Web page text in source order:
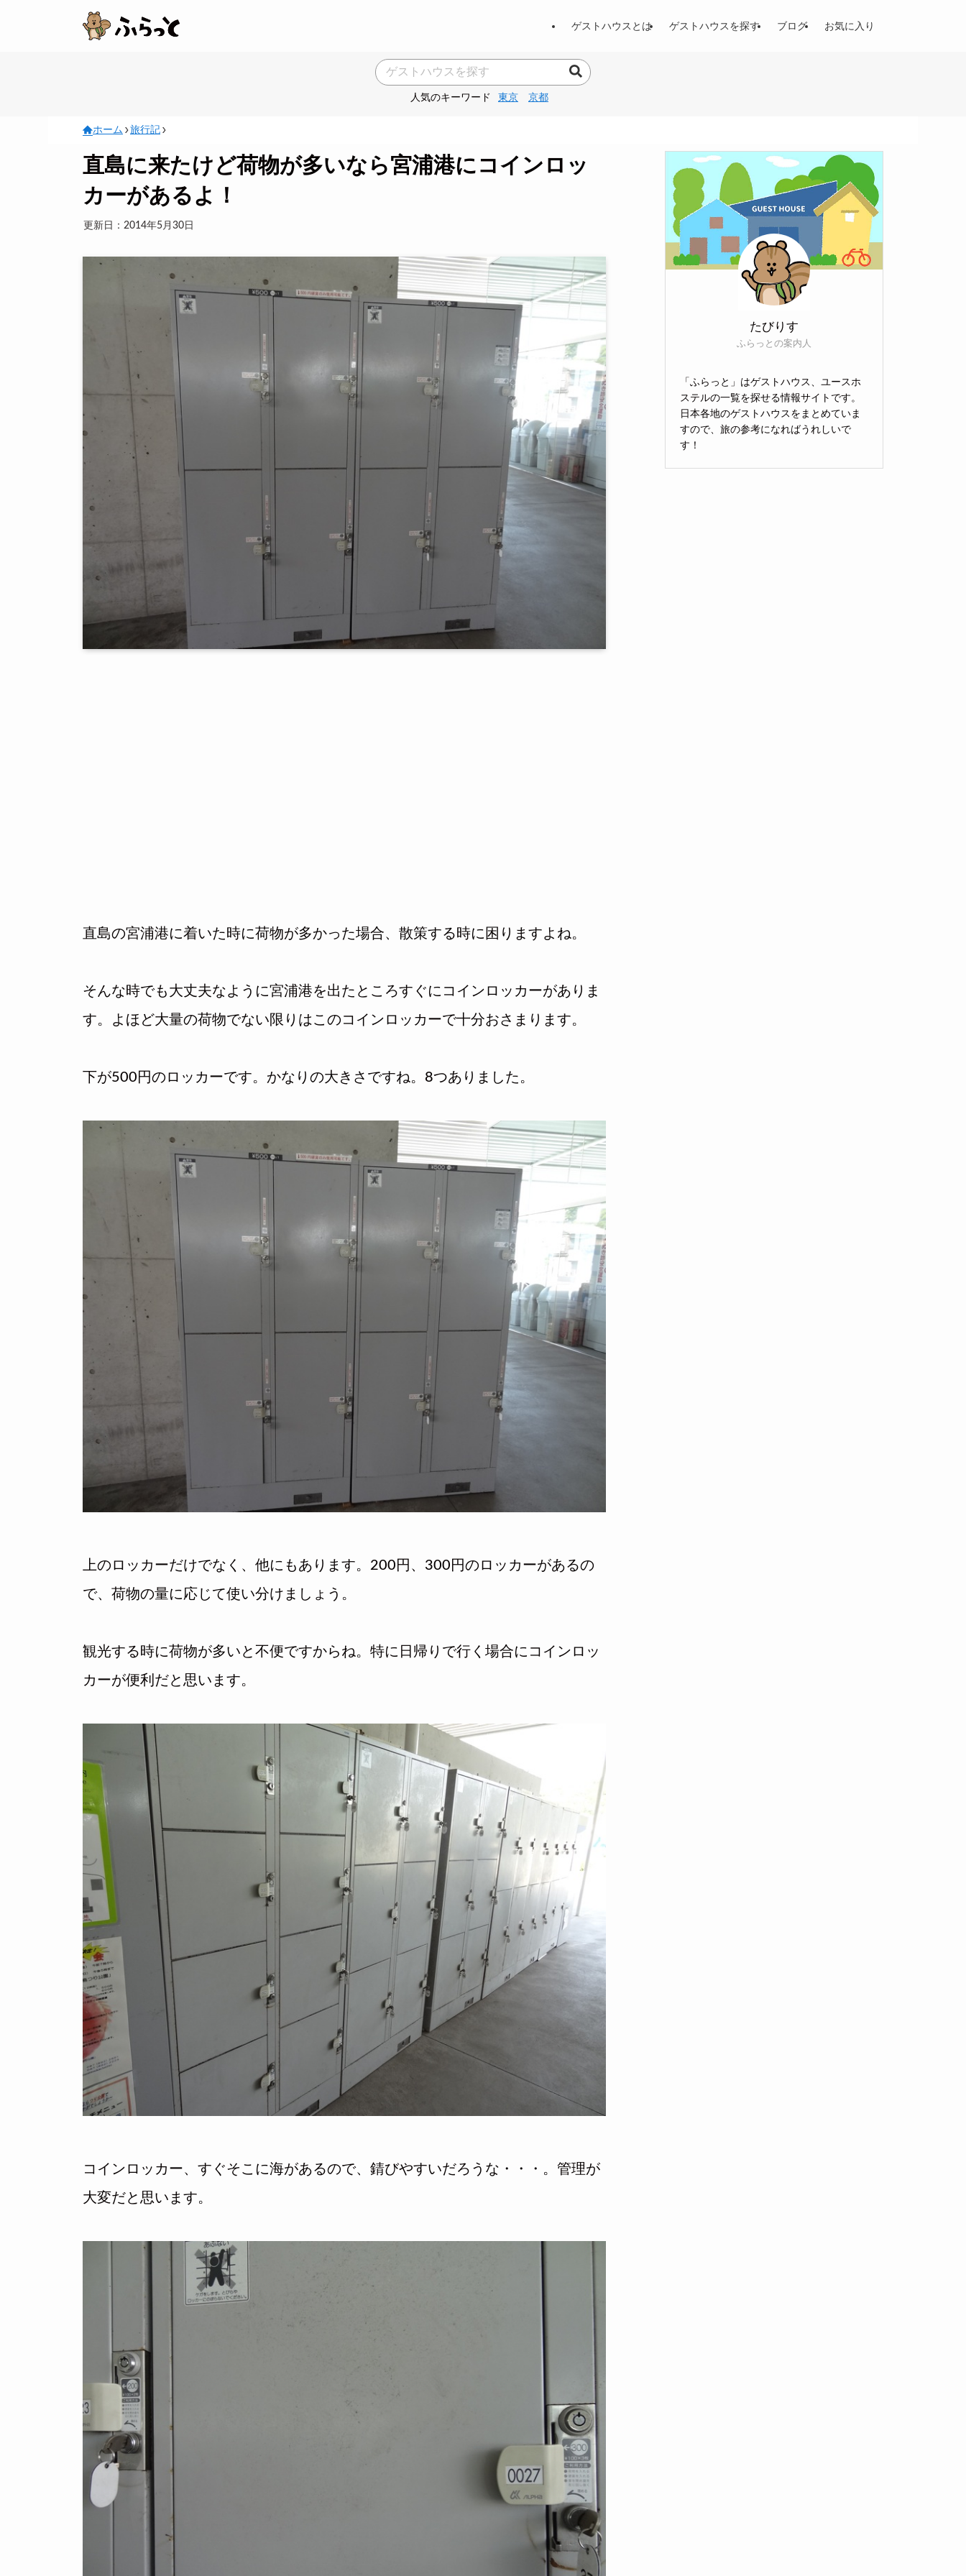
ゲストハウスとは ゲストハウスを探す ブログ お気に入り
人気のキーワード 東京 京都
ホーム 旅行記
直島に来たけど荷物が多いなら宮浦港にコインロッ
カーがあるよ！
更新日：2014年5月30日
直島の宮浦港に着いた時に荷物が多かった場合、散策する時に困りますよね。
そんな時でも大丈夫なように宮浦港を出たところすぐにコインロッカーがありま
す。よほど大量の荷物でない限りはこのコインロッカーで十分おさまります。
下が500円のロッカーです。かなりの大きさですね。8つありました。
上のロッカーだけでなく、他にもあります。200円、300円のロッカーがあるの
で、荷物の量に応じて使い分けましょう。
観光する時に荷物が多いと不便ですからね。特に日帰りで行く場合にコインロッ
カーが便利だと思います。
コインロッカー、すぐそこに海があるので、錆びやすいだろうな・・・。管理が
大変だと思います。
たびりす
ふらっとの案内人
「ふらっと」はゲストハウス、ユースホ
ステルの一覧を探せる情報サイトです。
日本各地のゲストハウスをまとめていま
すので、旅の参考になればうれしいで
す！